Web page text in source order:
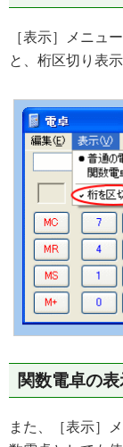
［表示］メニュ
と、桁区切り表
関数電卓の表
また、［表示］